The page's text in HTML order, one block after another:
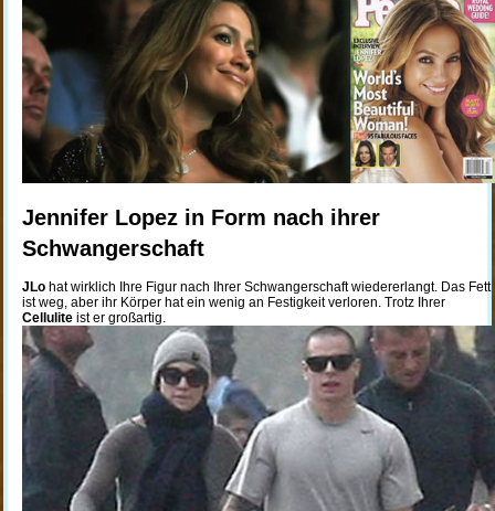
Jennifer Lopez in Form nach ihrer
Schwangerschaft
JLo hat wirklich Ihre Figur nach Ihrer Schwangerschaft wiedererlangt. Das Fett
ist weg, aber ihr Körper hat ein wenig an Festigkeit verloren. Trotz Ihrer
Celluliteist er großartig.